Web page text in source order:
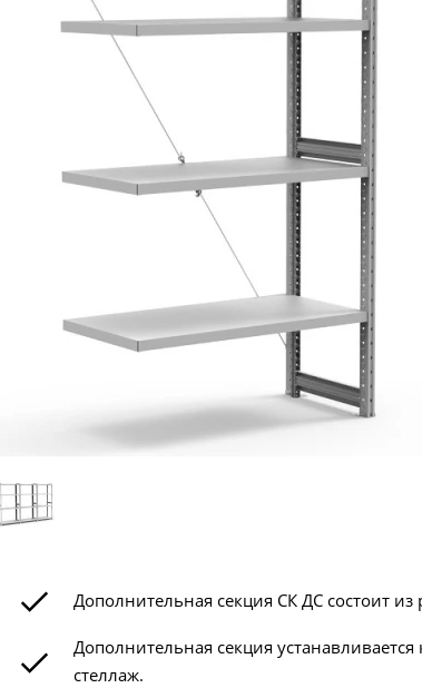
Дополнительная секция СК ДС состоит
Дополнительная секция
стеллаж.